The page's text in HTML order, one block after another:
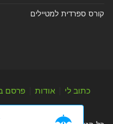
קורס ספרדית למטיילים
כתוב לי אודות פרסם